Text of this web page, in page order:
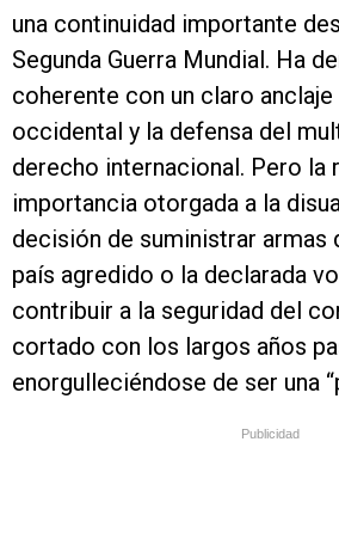
una continuidad importante
Segunda Guerra Mundial. Ha
coherente con un claro anclaje
occidental y la defensa del
derecho internacional. Pero la
importancia otorgada a la
decisión de suministrar armas
país agredido o la declarada
contribuir a la seguridad del
cortado con los largos años
enorgulleciéndose de ser una
Publicidad